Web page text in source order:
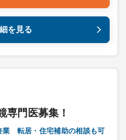
を見る
専門医募集！
転居・住宅補助の相談も可